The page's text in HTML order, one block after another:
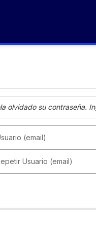
olvidado su contraseña.
(email)
Usuario (email)